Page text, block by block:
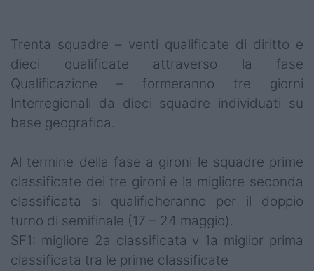
Trenta squadre – venti qualificate di diritto e
dieci qualificate attraverso la fase
Qualificazione – formeranno tre giorni
Interregionali da dieci squadre individuati su
base geografica.
Al termine della fase a gironi le squadre prime
classificate dei tre gironi e la migliore seconda
classificata si qualificheranno per il doppio
turno di semifinale (17 – 24 maggio).
SF1: migliore 2a classificata v 1a miglior prima
classificata tra le prime classificate